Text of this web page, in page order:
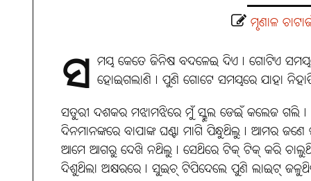
ମୃଣାଳ
ସ ମୟ କେତେ ଜିନିଷ ବଦଳେଇ ଦିଏ। ଗୋଟିଏ
ହୋଇଗଲାଣି। ପୁଣି ଗୋଟେ ସମୟରେ ଯାହା
ସତୁରୀ ଦଶକର ମଝାମଝିରେ ମୁଁ ସ୍କୁଲ ଡେଇଁ କଲେଜ ଗଲି।
ଦିନମାନଙ୍କରେ ବାପାଙ୍କ ଘଣ୍ଟା ମାଗି ପିନ୍ଧୁଥିଲୁ। ଆମର
ଆମେ ଆଗରୁ ଦେଖି ନଥିଲୁ। ସେଥିରେ ଟିକ୍‌ ଟିକ୍ କରି
ଦିଶୁଥିଲା ଅକ୍ଷରରେ। ସୁଇଚ୍‌ ଟିପିଦେଲେ ପୁଣି ଲାଇଟ୍‌